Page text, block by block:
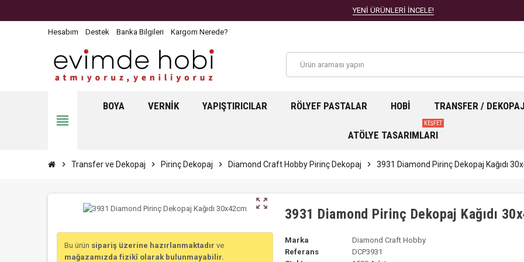
YENİ ÜRÜNLERİ İNCELE!
Hesabım Destek Banka Bilgileri Kargom Nerede?
view_headline
BOYA VERNIK YAPIŞTIRICILAR RÖLYEF PASTALAR HOBI TRANSFER / DEKOPAJ
ATÖLYE TASARIMLARI
KEŞFET
chevron_right Transfer ve Dekopaj chevron_right Pirinç Dekopaj chevron_right Diamond Craft Hobby Pirinç Dekopaj chevron_right 3931 Diamond Pirinç Dekopaj Kağıdı
zoom_out_map
Bu ürün sipariş üzerine hazırlanmaktadır ve
mağazamızda fizikî olarak bulunmayabilir.
3931 Diamond Pirinç Dekopaj Kağıdı
Marka
Diamond Craft Hobby
Referans
DCP3931